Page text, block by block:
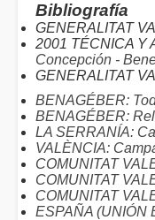
Bibliografía
GENERALITAT
2001 TÉCNICA Y
Concepción -
GENERALITAT
BENAGÉBER:
BENAGÉBER:
LA SERRANÍA:
VALÈNCIA:
COMUNITAT
COMUNITAT
COMUNITAT
ESPAÑA (UNIÓN